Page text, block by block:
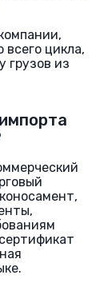
всего цикла,
грузов из